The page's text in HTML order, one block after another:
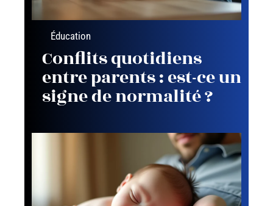
Éducation
Conflits quotidiens
entre parents : est-ce un
signe de normalité ?